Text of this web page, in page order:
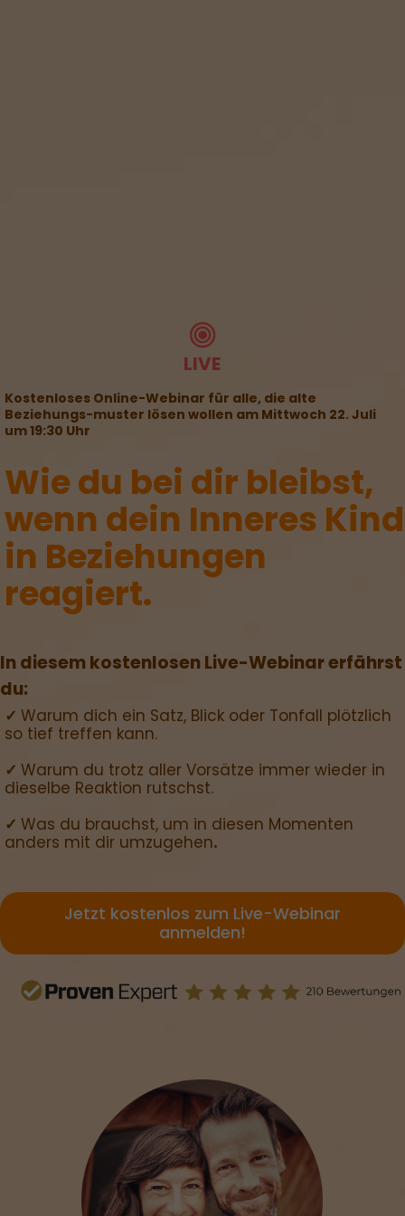
LIVE
Kostenloses Online-Webinar für alle, die alte
Beziehungs-muster lösen wollen am Mittwoch 22. Juli
um 19:30 Uhr
Wie du bei dir bleibst,
wenn dein Inneres Kind
in Beziehungen
reagiert.
In diesem kostenlosen Live-Webinar erfährst
du:
✓ Warum dich ein Satz, Blick oder Tonfall plötzlich
so tief treffen kann.
✓ Warum du trotz aller Vorsätze immer wieder in
dieselbe Reaktion rutschst.
✓ Was du brauchst, um in diesen Momenten
anders mit dir umzugehen.
Jetzt kostenlos zum Live-Webinar
anmelden!